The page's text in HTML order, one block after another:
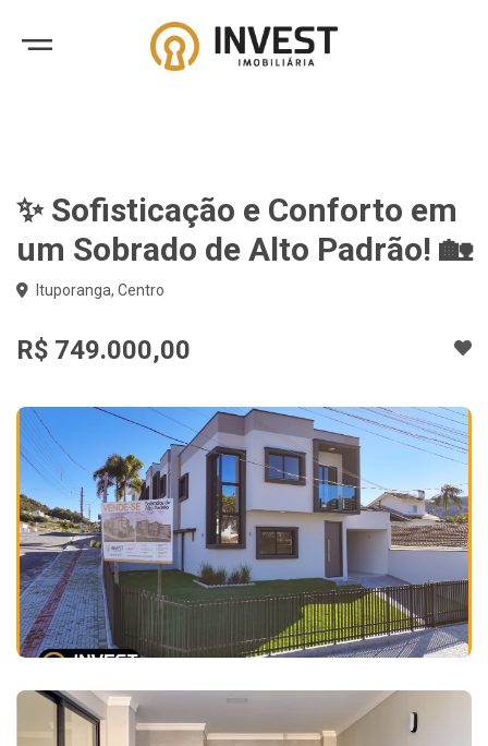
✨ Sofisticação e Conforto em
um Sobrado de Alto Padrão! 🏡
Ituporanga, Centro
R$ 749.000,00